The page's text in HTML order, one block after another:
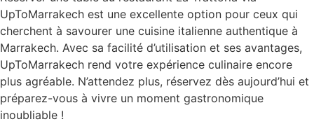
UpToMarrakech est une excellente option pour ceux qui
cherchent à savourer une cuisine italienne authentique à
Marrakech. Avec sa facilité d’utilisation et ses avantages,
UpToMarrakech rend votre expérience culinaire encore
plus agréable. N’attendez plus, réservez dès aujourd’hui et
préparez-vous à vivre un moment gastronomique
inoubliable !